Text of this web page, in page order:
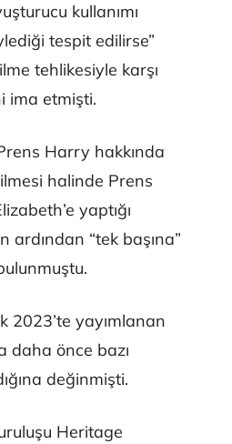
kullanımı
tespit edilirse”
tehlikesiyle karşı
ima etmişti.
Harry hakkında
halinde Prens
yaptığı
ardından “tek başına”
2023’te yayımlanan
daha önce bazı
değinmişti.
Heritage